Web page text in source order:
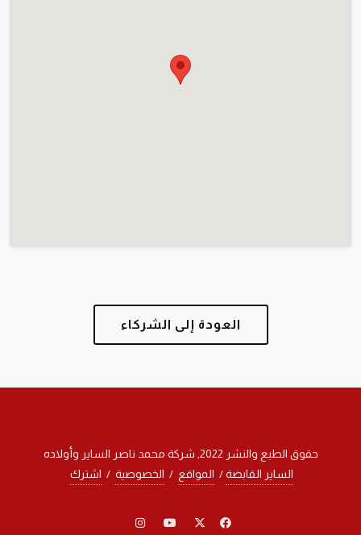
العودة إلى الشركاء
حقوق الطبع والنشر 2022, شركة محمد ناصر الساير وأولاده
الساير القابضة/ المواقع / الخصوصية / اشترك